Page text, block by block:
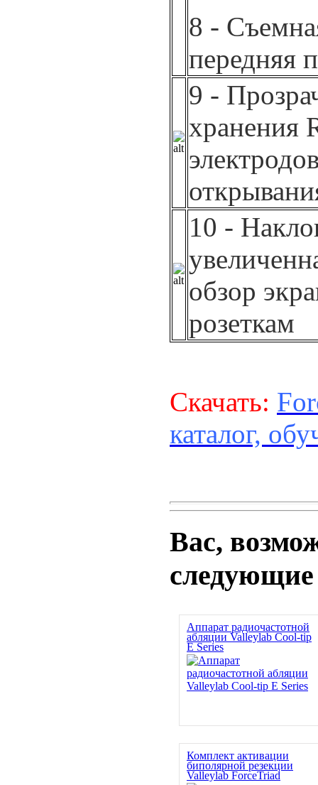
8 -
передняя
9 -
хранения
10 -
обзор
розеткам
Скачать:
каталог,
Вас,
Аппарат радиочастотной
абляции Valleylab Cool-tip
E Series
Комплект активации
биполярной резекции
Valleylab ForceTriad